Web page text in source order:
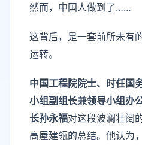
然而，中国人做到了……
这背后，是一套前所未有
运转。
中国工程院院士、时任国
小组副组长兼领导小组办
长孙永福对这段波澜壮阔
高屋建瓴的总结。他认为